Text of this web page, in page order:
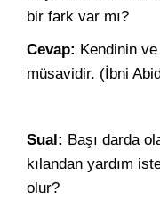
bir fark var mı?
Cevap: Kendinin
müsavidir. (İbni
Sual: Başı darda
kılandan yardım
olur?